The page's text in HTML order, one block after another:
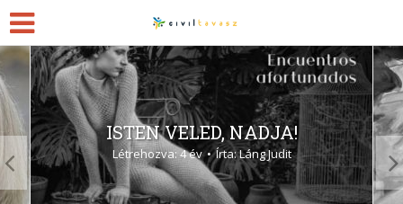
ISTEN VELED, NADJA!
Létrehozva: 4 év Írta:Láng Judit